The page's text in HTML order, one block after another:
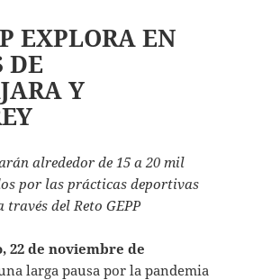
EXPLORA EN
DE
Y
alrededor de 15 a 20 mil
por las prácticas deportivas
través del Reto GEPP
22 de noviembre de
larga pausa por la pandemia